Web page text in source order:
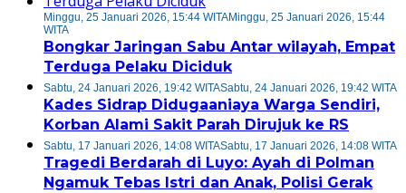
Minggu, 25 Januari 2026, 15:44 WITAMinggu, 25 Januari 2026, 15:44
WITA
Bongkar Jaringan Sabu Antar wilayah, Empat
Terduga Pelaku Diciduk
Sabtu, 24 Januari 2026, 19:42 WITASabtu, 24 Januari 2026, 19:42 WITA
Kades Sidrap Didugaaniaya Warga Sendiri,
Korban Alami Sakit Parah Dirujuk ke RS
Sabtu, 17 Januari 2026, 14:08 WITASabtu, 17 Januari 2026, 14:08 WITA
Tragedi Berdarah di Luyo: Ayah di Polman
Ngamuk Tebas Istri dan Anak, Polisi Gerak